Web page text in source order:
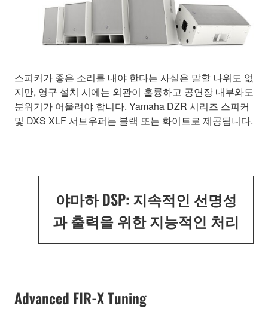
스피커가 좋은 소리를 내야 한다는 사실은 말할 나위도 없
지만, 영구 설치 시에는 외관이 훌륭하고 공연장 내부와도
분위기가 어울려야 합니다. Yamaha DZR 시리즈 스피커
및 DXS XLF 서브우퍼는 블랙 또는 화이트로 제공됩니다.
야마하 DSP: 지속적인 선명성
과 출력을 위한 지능적인 처리
Advanced FIR-X Tuning